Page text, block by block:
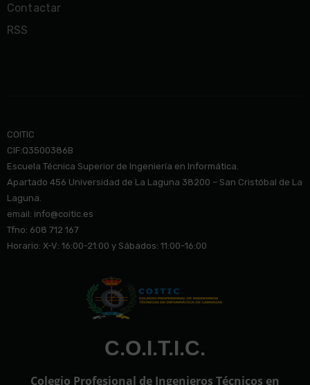
Contactar
RSS
COITIC
CIF:Q3500386B
Escuela Técnica Superior de Ingeniería en Informática.
Apartado 456 Universidad de La Laguna 38200 – San Cristóbal de La
Laguna.
email: info@coitic.es
Tfno: 608 712 167
Horario: X-V: 16:00-21:00 y Sábados: 11:00-16:00
C.O.I.T.I.C.
Colegio Profesional de Ingenieros Técnicos en